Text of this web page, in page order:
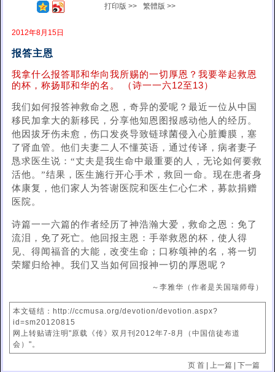
打印版 >> 繁體版 >>
2012年8月15日
报答主恩
我拿什么报答耶和华向我所赐的一切厚恩？我要举起救恩
的杯，称扬耶和华的名。 （诗一一六12至13）
我们如何报答神救命之恩，奇异的爱呢？最近一位从中国
移民加拿大的新移民，分享他知恩图报感动他人的经历。
他因拔牙伤未愈，伤口发炎导致链球菌侵入心脏瓣膜，塞
了肾血管。他们夫妻二人不懂英语，通过传译，病者妻子
恳求医生说：“丈夫是我生命中最重要的人，无论如何要救
活他。”结果，医生施行开心手术，救回一命。现在患者身
体康复，他们家人为答谢医院和医生仁心仁术，募款捐赠
医院。
诗篇一一六篇的作者经历了神浩瀚大爱，救命之恩：免了
流泪，免了死亡。他回报主恩：手举救恩的杯，使人得
见、得闻福音的大能，改变生命；口称颂神的名，将一切
荣耀归给神。我们又当如何回报神一切的厚恩呢？
～李雅华（作者是关国瑞师母）
本文链结：http://ccmusa.org/devotion/devotion.aspx?
id=sm20120815
网上转贴请注明"原载《传》双月刊2012年7-8月（中国信徒布道
会）"。
页 首| 上一篇| 下一篇